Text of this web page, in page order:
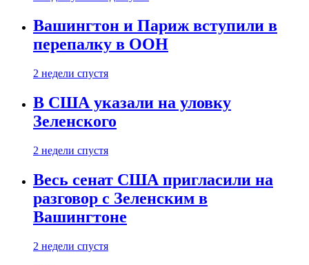
Вашингтон и Париж вступили в
перепалку в ООН
2 недели спустя
В США указали на уловку
Зеленского
2 недели спустя
Весь сенат США пригласили на
разговор с Зеленским в
Вашингтоне
2 недели спустя